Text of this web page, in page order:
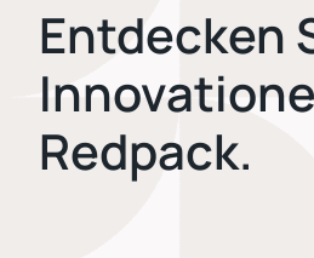
Entdecken
Redpack.